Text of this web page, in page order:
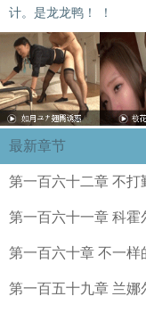
计。是龙龙鸭！ ！
最新章节
第一百六十二章 不打
第一百六十一章 科霍
第一百六十章 不一样
第一百五十九章 兰娜